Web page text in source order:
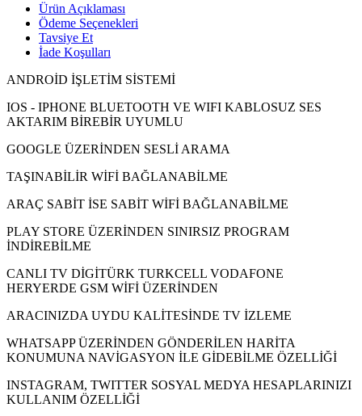
Ürün Açıklaması
Ödeme Seçenekleri
Tavsiye Et
İade Koşulları
ANDROİD İŞLETİM SİSTEMİ
IOS - IPHONE BLUETOOTH VE WIFI KABLOSUZ SES
AKTARIM BİREBİR UYUMLU
GOOGLE ÜZERİNDEN SESLİ ARAMA
TAŞINABİLİR WİFİ BAĞLANABİLME
ARAÇ SABİT İSE SABİT WİFİ BAĞLANABİLME
PLAY STORE ÜZERİNDEN SINIRSIZ PROGRAM
İNDİREBİLME
CANLI TV DİGİTÜRK TURKCELL VODAFONE
HERYERDE GSM WİFİ ÜZERİNDEN
ARACINIZDA UYDU KALİTESİNDE TV İZLEME
WHATSAPP ÜZERİNDEN GÖNDERİLEN HARİTA
KONUMUNA NAVİGASYON İLE GİDEBİLME ÖZELLİĞİ
INSTAGRAM, TWITTER SOSYAL MEDYA HESAPLARINIZI
KULLANIM ÖZELLİĞİ